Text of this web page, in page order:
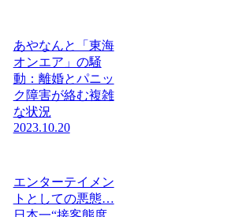
あやなんと「東海
オンエア」の騒
動：離婚とパニッ
ク障害が絡む複雑
な状況
2023.10.20
エンターテイメン
トとしての悪態…